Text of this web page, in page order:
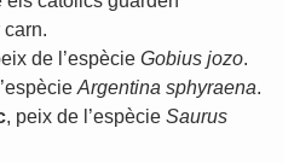
carn.
de ’espècie Gobius jozo.
’espècie Argentina sphyraena.
, peix de ’espècie Saurus